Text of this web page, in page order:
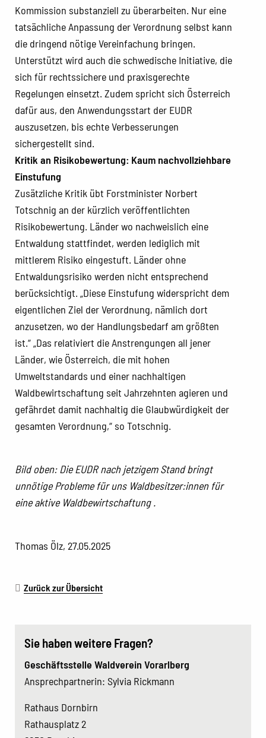
Kommission substanziell zu überarbeiten. Nur eine
tatsächliche Anpassung der Verordnung selbst kann
die dringend nötige Vereinfachung bringen.
Unterstützt wird auch die schwedische Initiative, die
sich für rechtssichere und praxisgerechte
Regelungen einsetzt. Zudem spricht sich Österreich
dafür aus, den Anwendungsstart der EUDR
auszusetzen, bis echte Verbesserungen
sichergestellt sind.
Kritik an Risikobewertung: Kaum nachvollziehbare
Einstufung
Zusätzliche Kritik übt Forstminister Norbert
Totschnig an der kürzlich veröffentlichten
Risikobewertung. Länder wo nachweislich eine
Entwaldung stattfindet, werden lediglich mit
mittlerem Risiko eingestuft. Länder ohne
Entwaldungsrisiko werden nicht entsprechend
berücksichtigt. „Diese Einstufung widerspricht dem
eigentlichen Ziel der Verordnung, nämlich dort
anzusetzen, wo der Handlungsbedarf am größten
ist.“ „Das relativiert die Anstrengungen all jener
Länder, wie Österreich, die mit hohen
Umweltstandards und einer nachhaltigen
Waldbewirtschaftung seit Jahrzehnten agieren und
gefährdet damit nachhaltig die Glaubwürdigkeit der
gesamten Verordnung,“ so Totschnig.
Bild oben: Die EUDR nach jetzigem Stand bringt
unnötige Probleme für uns Waldbesitzer:innen für
eine aktive Waldbewirtschaftung .
Thomas Ölz, 27.05.2025
Zurück zur Übersicht
Sie haben weitere Fragen?
Geschäftsstelle Waldverein Vorarlberg
Ansprechpartnerin: Sylvia Rickmann
Rathaus Dornbirn
Rathausplatz 2